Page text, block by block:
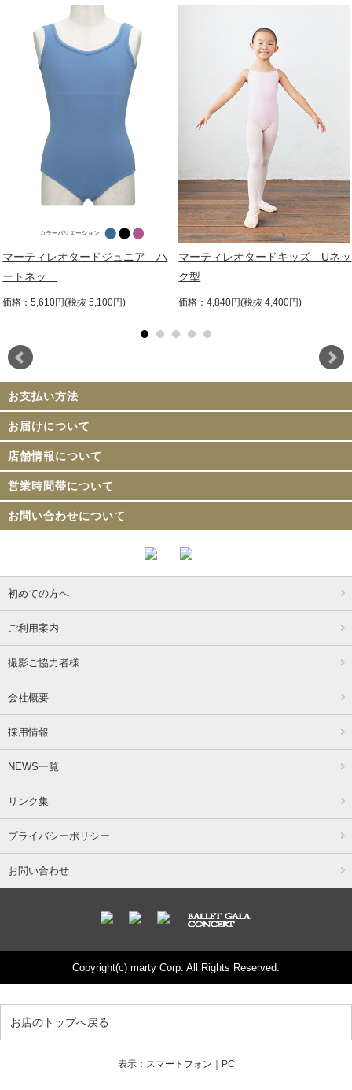
マーティレオタードジュニア ハ
ートネッ…
価格：5,610円(税抜 5,100円)
マーティレオタードキッズ Uネッ
ク型
価格：4,840円(税抜 4,400円)
お支払い方法
お届けについて
店舗情報について
営業時間帯について
お問い合わせについて
初めての方へ
ご利用案内
撮影ご協力者様
会社概要
採用情報
NEWS一覧
リンク集
プライバシーポリシー
お問い合わせ
Copyright(c) marty Corp. All Rights Reserved.
お店のトップへ戻る
表示：スマートフォン｜ PC